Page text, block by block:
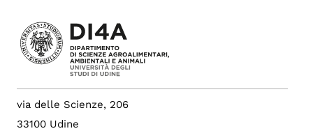
via delle Scienze, 206
33100 Udine